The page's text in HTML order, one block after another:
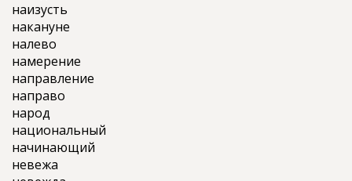
наизусть
накануне
налево
намерение
направление
направо
народ
национальный
начинающий
невежа